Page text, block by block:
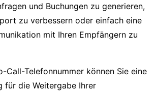
und Buchungen zu generieren,
zu verbessern oder einfach eine
mit Ihren Empfängern zu
Call-Telefonnummer können Sie eine
für die Weitergabe Ihrer